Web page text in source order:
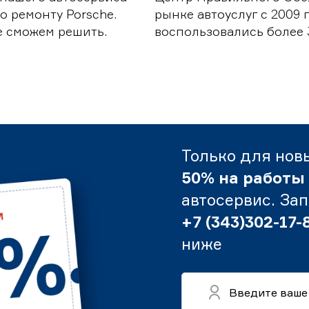
ремонту Porsche.
сможем решить.
рынке автоуслуг с
воспользовались более
Только для
50% на работы
автосервис.
+7 (343)302-17-
ниже